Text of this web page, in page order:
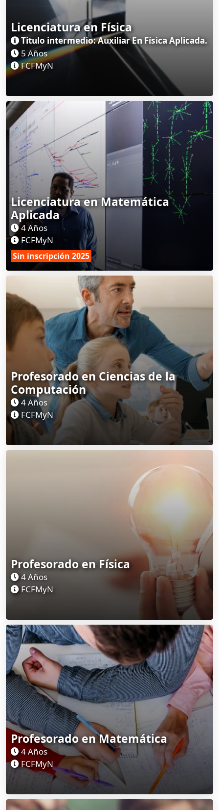
Licenciatura en Física
Titulo intermedio: Auxiliar En Física Aplicada.
5 Años
FCFMyN
Licenciatura en Matemática
Aplicada
4 Años
FCFMyN
Sin inscripción 2025
Profesorado en Ciencias de la
Computación
4 Años
FCFMyN
Profesorado en Física
4 Años
FCFMyN
Profesorado en Matemática
4 Años
FCFMyN